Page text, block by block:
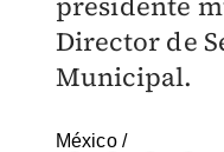
Director de
Municipal.
México/